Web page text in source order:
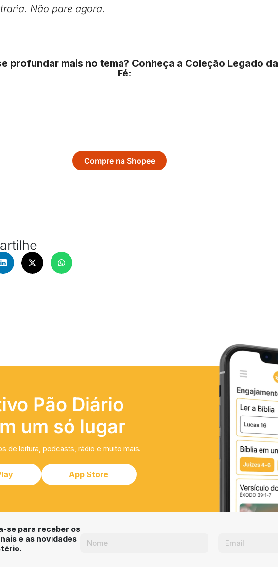
Não pare agora.
profundar mais no tema? Conheça a Coleção Legado da
Fé:
Compre na Shopee
Pão Diário
um só lugar
de leitura, podcasts, rádio e muito mais.
App Store
se para receber os
e as novidades